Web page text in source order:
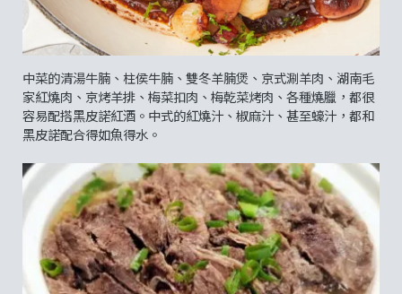
中菜的清湯牛腩、柱侯牛腩、雙冬羊腩煲、京式涮羊肉、湖南毛
家紅燒肉、京烤羊排、梅菜扣肉、梅乾菜烤肉、各種燒臘，都很
容易配搭黑皮諾紅酒。中式的紅燒汁、椒麻汁、甚至蠔汁，都和
黑皮諾配合得如魚得水。